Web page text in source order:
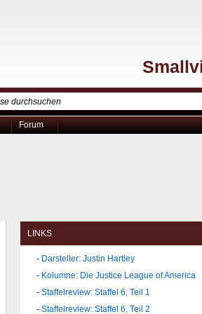
Forum
LINKS
Darsteller: Justin Hartley
Kolumne: Die Justice League of America
Staffelreview: Staffel 6, Teil 1
Staffelreview: Staffel 6, Teil 2